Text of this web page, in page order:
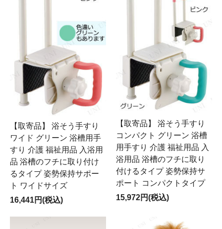
【取寄品】 浴そう手すり
ワイド グリーン 浴槽用手
すり 介護 福祉用品 入浴用
品 浴槽のフチに取り付け
るタイプ 姿勢保持サポー
ト ワイドサイズ
16,441円(税込)
【取寄品】 浴そう手すり
コンパクト グリーン 浴槽
用手すり 介護 福祉用品 入
浴用品 浴槽のフチに取り
付けるタイプ 姿勢保持サ
ポート コンパクトタイプ
15,972円(税込)